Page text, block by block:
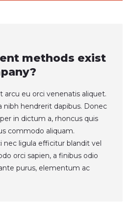
methods exist
arcu eu orci venenatis aliquet.
nibh hendrerit dapibus. Donec
in dictum a, rhoncus quis
commodo aliquam.
nec ligula efficitur blandit vel
orci sapien, a finibus odio
purus, elementum ac